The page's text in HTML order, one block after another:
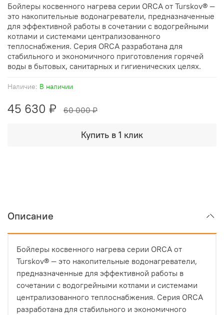
Наличие: В наличии
45 630 ₽ 60 000 ₽
Купить в 1 клик
Бойлеры косвенного нагрева серии ORCA от Turskov® —
это накопительные водонагреватели, предназначенные
для эффективной работы в сочетании с водогрейными
котлами и системами централизованного
теплоснабжения. Серия ORCA разработана для
стабильного и экономичного приготовления горячей
воды в бытовых, санитарных и гигиенических целях.
Описание
Бойлеры косвенного нагрева серии ORCA от
Turskov® — это накопительные водонагреватели,
предназначенные для эффективной работы в
сочетании с водогрейными котлами и системами
централизованного теплоснабжения. Серия ORCA
разработана для стабильного и экономичного